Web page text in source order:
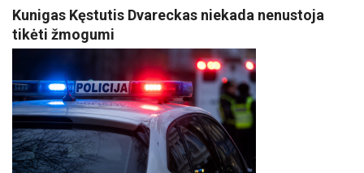
Kunigas Kęstutis Dvareckas niekada nenustoja
tikėti žmogumi